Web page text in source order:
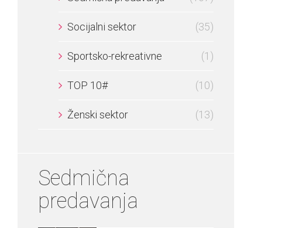
Socijalni sektor (35)
Sportsko-rekreativne (1)
TOP 10# (10)
Ženski sektor (13)
Sedmična
predavanja